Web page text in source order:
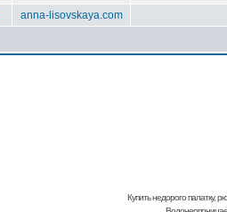
anna-lisovskaya.com
Купить недорого палатку,